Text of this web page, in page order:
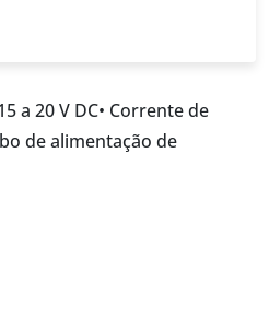
a 20 V DC• Corrente de
de alimentação de